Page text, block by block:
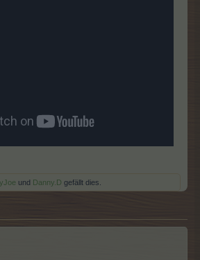
und Danny.D gefällt dies.